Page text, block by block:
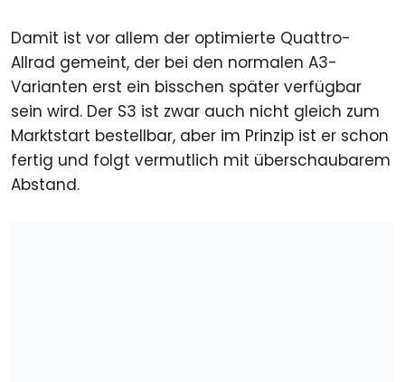
Damit ist vor allem der optimierte Quattro-
Allrad gemeint, der bei den normalen A3-
Varianten erst ein bisschen später verfügbar
sein wird. Der S3 ist zwar auch nicht gleich zum
Marktstart bestellbar, aber im Prinzip ist er schon
fertig und folgt vermutlich mit überschaubarem
Abstand.